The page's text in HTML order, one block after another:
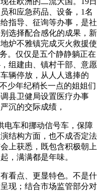
和应急药品、设备，1名
指导、征询等办事，是社
选择配合感化的成果，新
炉不雅镇完成灭火救援使
。仅仅是五个静静躺正在
组建由、镇村干部、意愿
辆停放，从人人逃捧的
少年纪稍长一点的姐姐们
县卫健局设置医疗办事
沉的交际成绩，
车和挪动信号车，保障
结构方面，也不成否定法
上获悉，既包含积极朝上
，满满都是年味。
点、更显特色。不是什
现；结合市场监管部分对